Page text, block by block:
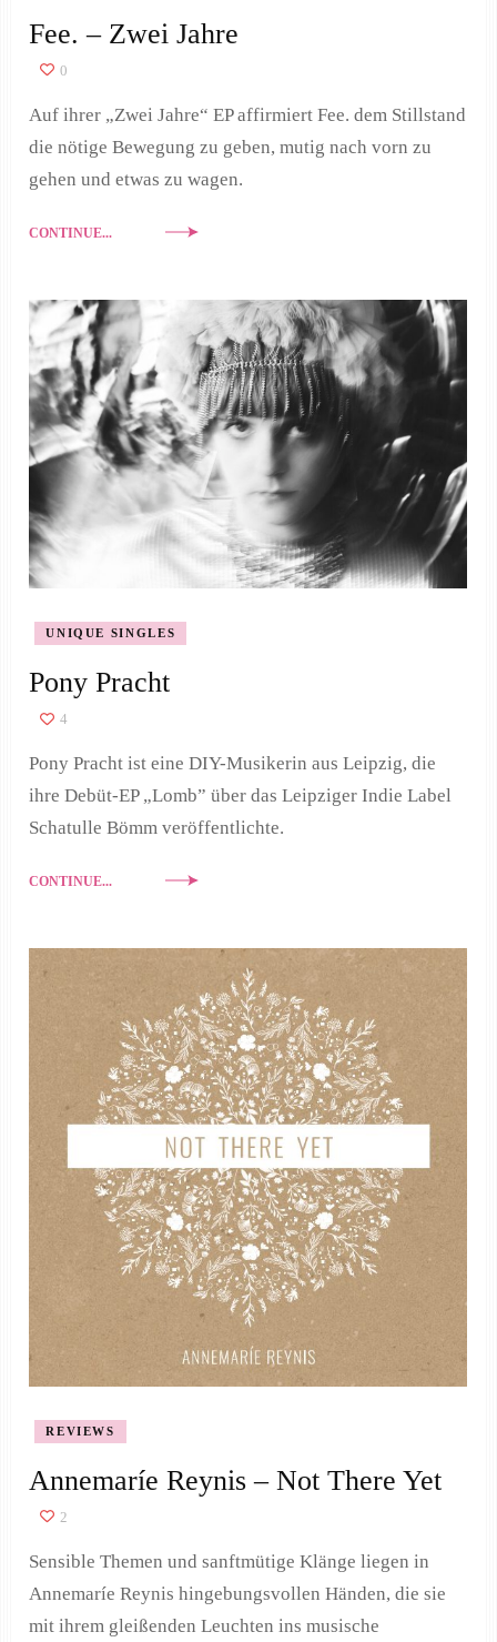
Fee. – Zwei Jahre
0
Auf ihrer „Zwei Jahre“ EP affirmiert Fee. dem Stillstand
die nötige Bewegung zu geben, mutig nach vorn zu
gehen und etwas zu wagen.
CONTINUE...
UNIQUE SINGLES
Pony Pracht
4
Pony Pracht ist eine DIY-Musikerin aus Leipzig, die
ihre Debüt-EP „Lomb” über das Leipziger Indie Label
Schatulle Bömm veröffentlichte.
CONTINUE...
REVIEWS
Annemaríe Reynis – Not There Yet
2
Sensible Themen und sanftmütige Klänge liegen in
Annemaríe Reynis hingebungsvollen Händen, die sie
mit ihrem gleißenden Leuchten ins musische